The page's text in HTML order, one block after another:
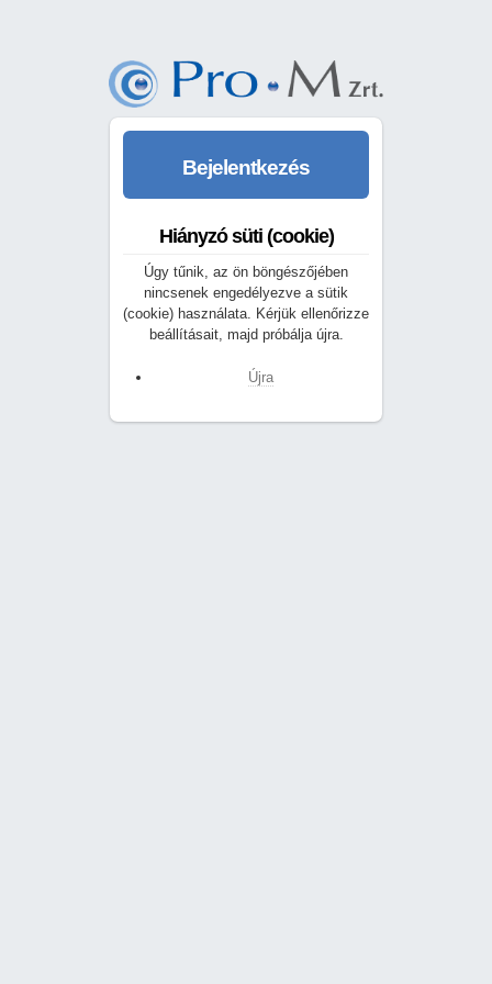
Bejelentkezés
Hiányzó süti (cookie)
Úgy tűnik, az ön böngészőjében
nincsenek engedélyezve a sütik
(cookie) használata. Kérjük ellenőrizze
beállításait, majd próbálja újra.
Újra